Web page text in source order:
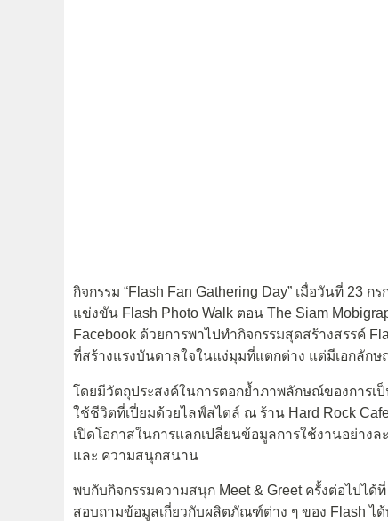
กิจกรรม “Flash Fan Gathering Day” เมื่อวันที่ 23
แข่งขัน Flash Photo Walk ตอน The Siam
Facebook ด้วยการพาไปทำกิจกรรมสุดสร้างสรรค์
ที่สร้างแรงบันดาลใจในแง่มุมที่แตกต่าง แต่มีเอกลักษ
โดยมีวัตถุประสงค์ในการตอกย้ำภาพลักษณ์ของการเ
ใช้ชีวิตที่เปี่ยมด้วยไลฟ์สไตล์ ณ ร้าน Hard Rock
เปิดโอกาสในการแลกเปลี่ยนข้อมูลการใช้งานอย่างล
และ ความสนุกสนาน
พบกับกิจกรรมความสนุก Meet & Greet ครั้งต่อไปได้
สอบถามข้อมูลเกี่ยวกับผลิตภัณฑ์ต่าง ๆ ของ Flash ได้